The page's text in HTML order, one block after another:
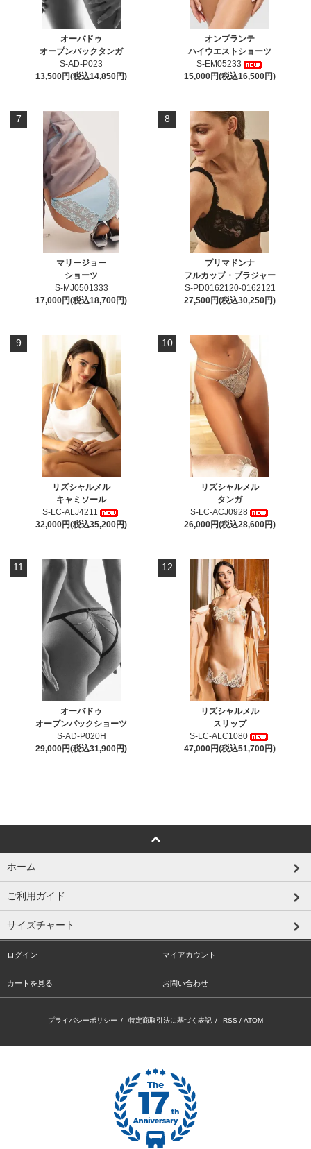
オーバドゥ
オープンバックタンガ
S-AD-P023
13,500円(税込14,850円)
オンプランテ
ハイウエストショーツ
S-EM05233
15,000円(税込16,500円)
7
マリージョー
ショーツ
S-MJ0501333
17,000円(税込18,700円)
8
プリマドンナ
フルカップ・ブラジャー
S-PD0162120-0162121
27,500円(税込30,250円)
9
リズシャルメル
キャミソール
S-LC-ALJ4211
32,000円(税込35,200円)
10
リズシャルメル
タンガ
S-LC-ACJ0928
26,000円(税込28,600円)
11
オーバドゥ
オープンバックショーツ
S-AD-P020H
29,000円(税込31,900円)
12
リズシャルメル
スリップ
S-LC-ALC1080
47,000円(税込51,700円)
ホーム
ご利用ガイド
サイズチャート
ログイン マイアカウント
カートを見る お問い合わせ
プライバシーポリシー / 特定商取引法に基づく表記 / RSS / ATOM